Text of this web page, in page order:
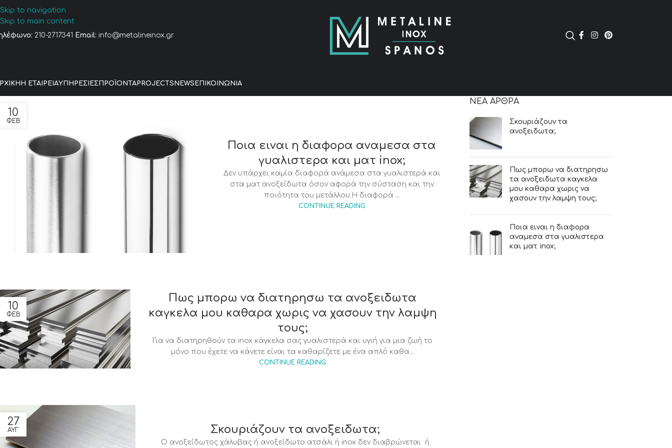
Skip to navigation
Skip to main content
210-2717341 Email: info@metalineinox.gr
Η ΕΤΑΙΡΕΊΑΥΠΗΡΕΣΊΕΣ ΠΡΟΪΌΝΤΑ PROJECTS NEWS ΕΠΙΚΟΙΝΩΝΊΑ
10
ΦΕΒ
Ποια ειναι η διαφορα αναμεσα στα
γυαλιστερα και ματ inox;
Δεν υπάρχει καμία διαφορά ανάμεσα στα γυαλιστερά και
στα ματ ανοξείδωτα όσον αφορά την σύσταση και την
ποιότητα του μετάλλου.Η διαφορά ...
CONTINUE READING
10
ΦΕΒ
Πως μπορω να διατηρησω τα ανοξειδωτα
καγκελα μου καθαρα χωρις να χασουν την λαμψη
τους;
Για να διατηρηθούν τα inox κάγκελα σας γυαλιστερά και υγιή για μια ζωή το
μόνο που έχετε να κάνετε είναι τα καθαρίζετε με ένα απλό καθα...
CONTINUE READING
27
ΑΥΓ Σκουριάζουν τα ανοξειδωτα;
Ο ανοξείδωτος χάλυβας ή ανοξείδωτο ατσάλι ή inox δεν διαβρώνεται ή
ΝΈΑ ΆΡΘΡΑ
Σκουριάζουν τα
ανοξειδωτα;
Πως μπορω να διατηρησω
τα ανοξειδωτα καγκελα
μου καθαρα χωρις να
χασουν την λαμψη τους;
Ποια ειναι η διαφορα
αναμεσα στα γυαλιστερα
και ματ inox;